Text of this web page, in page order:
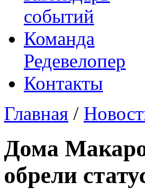
событий
Команда
Редевелопер
Контакты
Главная /
Дома
обрели